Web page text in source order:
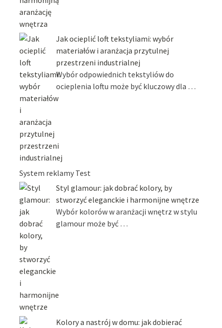
Jak ocieplić loft tekstyliami: wybór
materiałów i aranżacja przytulnej
przestrzeni industrialnej
Wybór odpowiednich tekstyliów do
ocieplenia loftu może być kluczowy dla …
System reklamy Test
Styl glamour: jak dobrać kolory, by
stworzyć eleganckie i harmonijne wnętrze
Wybór kolorów w aranżacji wnętrz w stylu
glamour może być …
Kolory a nastrój w domu: jak dobierać